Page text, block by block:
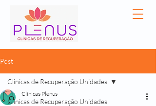
Post
Clinicas de Recuperação Unidades
Clinicas de Recuperação Unidades
Clínicas Plenus